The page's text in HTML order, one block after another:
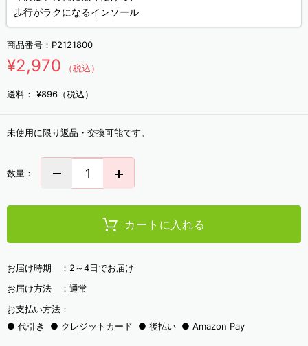
歩行がラクになるインソール
商品番号： P2121800
¥2,970 （税込）
送料： ¥896（税込）
未使用に限り返品・交換可能です。
数量：
カートに入れる
お届け時期 ： 2～4日でお届け
お届け方法 ： 通常
お支払い方法：
代引き
クレジットカード 後払い Amazon Pay